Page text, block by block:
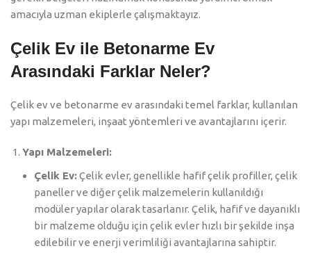
amacıyla uzman ekiplerle çalışmaktayız.
Çelik Ev ile Betonarme Ev
Arasındaki Farklar Neler?
Çelik ev ve betonarme ev arasındaki temel farklar, kullanılan
yapı malzemeleri, inşaat yöntemleri ve avantajlarını içerir.
Yapı Malzemeleri:
Çelik Ev:Çelik evler, genellikle hafif çelik profiller, çelik
paneller ve diğer çelik malzemelerin kullanıldığı
modüler yapılar olarak tasarlanır. Çelik, hafif ve dayanıklı
bir malzeme olduğu için çelik evler hızlı bir şekilde inşa
edilebilir ve enerji verimliliği avantajlarına sahiptir.